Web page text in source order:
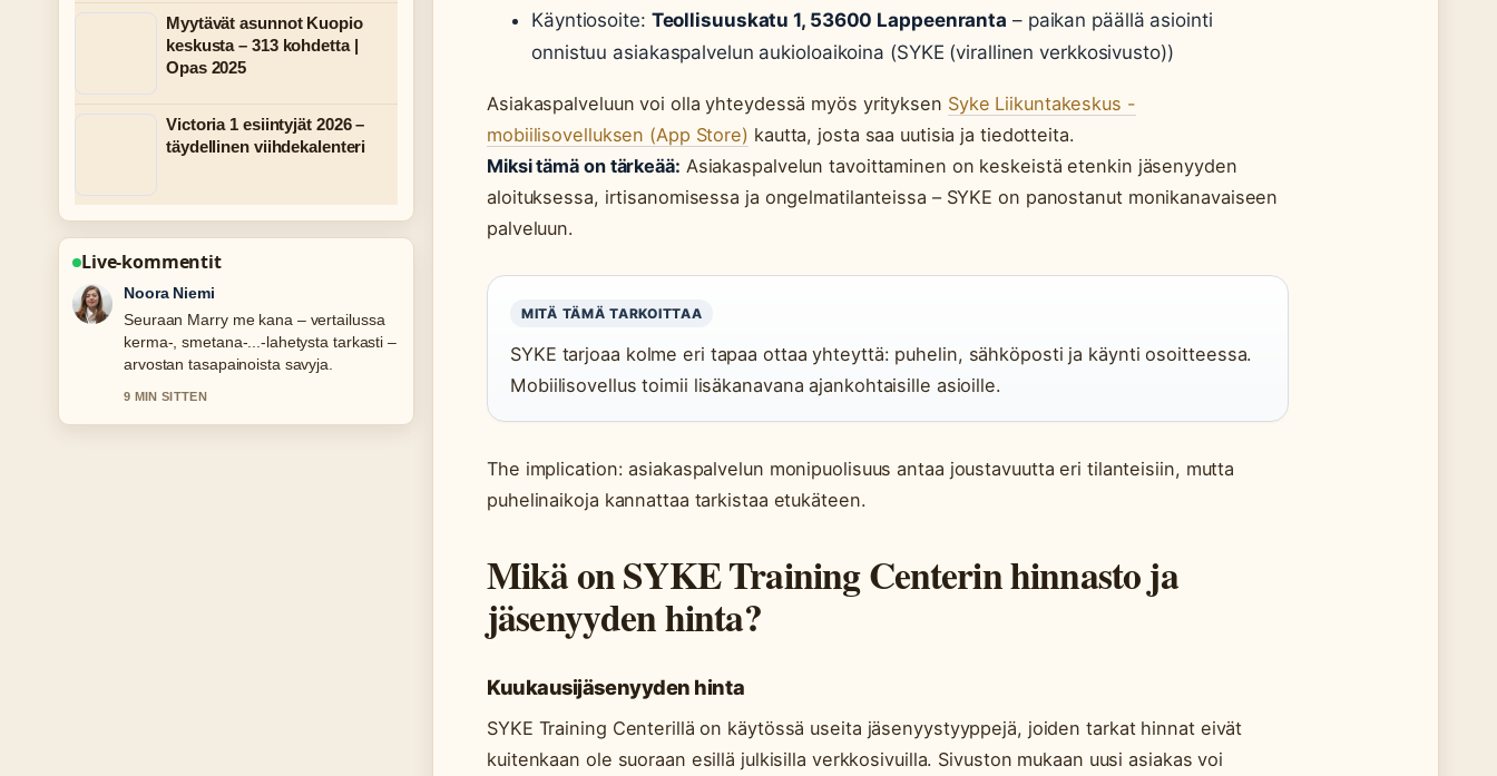
Käyntiosoite: Teollisuuskatu 1, 53600 Lappeenranta – paikan päällä asiointi
onnistuu asiakaspalvelun aukioloaikoina (SYKE (virallinen verkkosivusto))
Asiakaspalveluun voi olla yhteydessä myös yrityksen Syke Liikuntakeskus -
mobiilisovelluksen (App Store) kautta, josta saa uutisia ja tiedotteita.
Miksi tämä on tärkeää: Asiakaspalvelun tavoittaminen on keskeistä etenkin jäsenyyden
aloituksessa, irtisanomisessa ja ongelmatilanteissa – SYKE on panostanut monikanavaiseen
palveluun.
MITÄ TÄMÄ TARKOITTAA
SYKE tarjoaa kolme eri tapaa ottaa yhteyttä: puhelin, sähköposti ja käynti osoitteessa.
Mobiilisovellus toimii lisäkanavana ajankohtaisille asioille.
The implication: asiakaspalvelun monipuolisuus antaa joustavuutta eri tilanteisiin, mutta
puhelinaikoja kannattaa tarkistaa etukäteen.
Mikä on SYKE Training Centerin hinnasto ja
jäsenyyden hinta?
Kuukausijäsenyyden hinta
SYKE Training Centerillä on käytössä useita jäsenyystyyppejä, joiden tarkat hinnat eivät
kuitenkaan ole suoraan esillä julkisilla verkkosivuilla. Sivuston mukaan uusi asiakas voi
Myytävät asunnot Kuopio
keskusta – 313 kohdetta |
Opas 2025
Victoria 1 esiintyjät 2026 –
täydellinen viihdekalenteri
Live-kommentit
Noora Niemi
Seuraan Marry me kana – vertailussa
kerma-, smetana-...-lahetysta tarkasti –
arvostan tasapainoista savyja.
9 MIN SITTEN